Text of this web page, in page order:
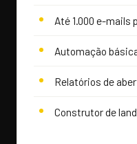
Até 1.000 e-mails
Automação
Relatórios de
Construtor de